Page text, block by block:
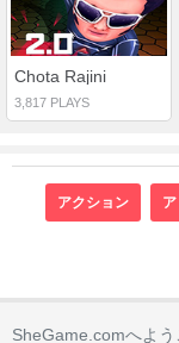
Chota Rajini
3,817 PLAYS
アクション
SheGame.comへよ